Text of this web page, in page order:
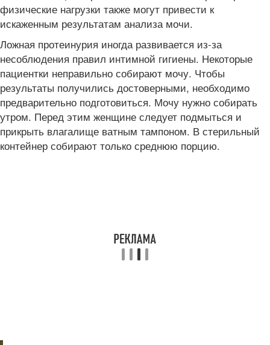
физические нагрузки также могут привести к
искаженным результатам анализа мочи.
Ложная протеинурия иногда развивается из-за
несоблюдения правил интимной гигиены. Некоторые
пациентки неправильно собирают мочу. Чтобы
результаты получились достоверными, необходимо
предварительно подготовиться. Мочу нужно собирать
утром. Перед этим женщине следует подмыться и
прикрыть влагалище ватным тампоном. В стерильный
контейнер собирают только среднюю порцию.